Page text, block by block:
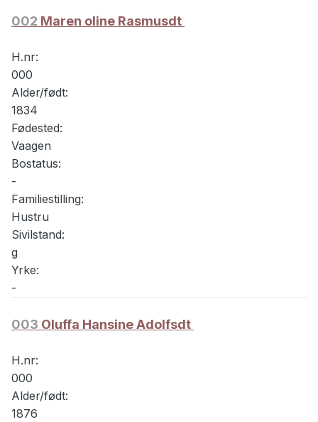
002 Maren oline Rasmusdt
H.nr:
000
Alder/født:
1834
Fødested:
Vaagen
Bostatus:
-
Familiestilling:
Hustru
Sivilstand:
g
Yrke:
-
003 Oluffa Hansine Adolfsdt
H.nr:
000
Alder/født:
1876